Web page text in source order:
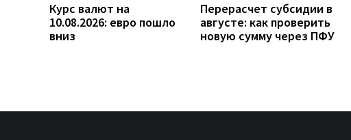
Курс валют на
10.08.2026: евро пошло
вниз
Перерасчет субсидии в
августе: как проверить
новую сумму через ПФУ